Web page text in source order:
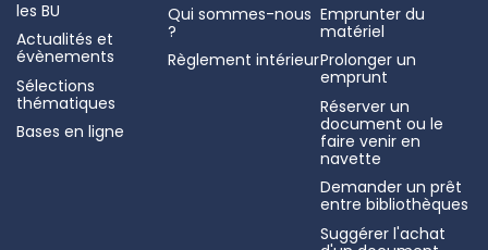
les BU
Actualités et
évènements
Sélections
thématiques
Bases en ligne
Qui sommes-nous
?
Règlement intérieur
Emprunter du
matériel
Prolonger un
emprunt
Réserver un
document ou le
faire venir en
navette
Demander un prêt
entre bibliothèques
Suggérer l'achat